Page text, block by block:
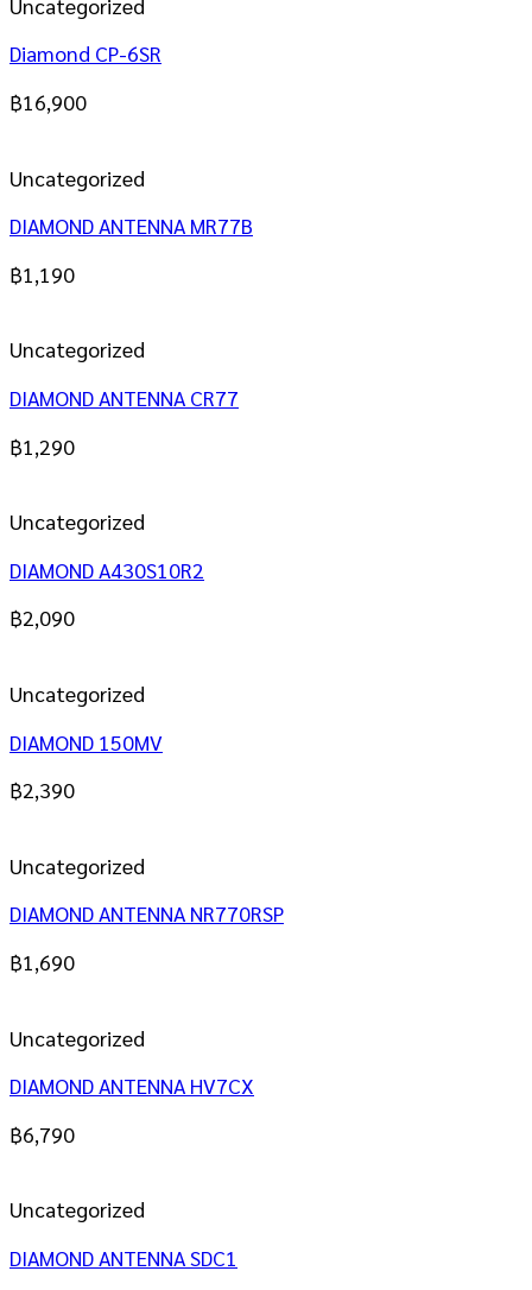
Diamond CP-6SR
฿16,900
Uncategorized
DIAMOND ANTENNA MR77B
฿1,190
Uncategorized
DIAMOND ANTENNA CR77
฿1,290
Uncategorized
DIAMOND A430S10R2
฿2,090
Uncategorized
DIAMOND 150MV
฿2,390
Uncategorized
DIAMOND ANTENNA NR770RSP
฿1,690
Uncategorized
DIAMOND ANTENNA HV7CX
฿6,790
Uncategorized
DIAMOND ANTENNA SDC1